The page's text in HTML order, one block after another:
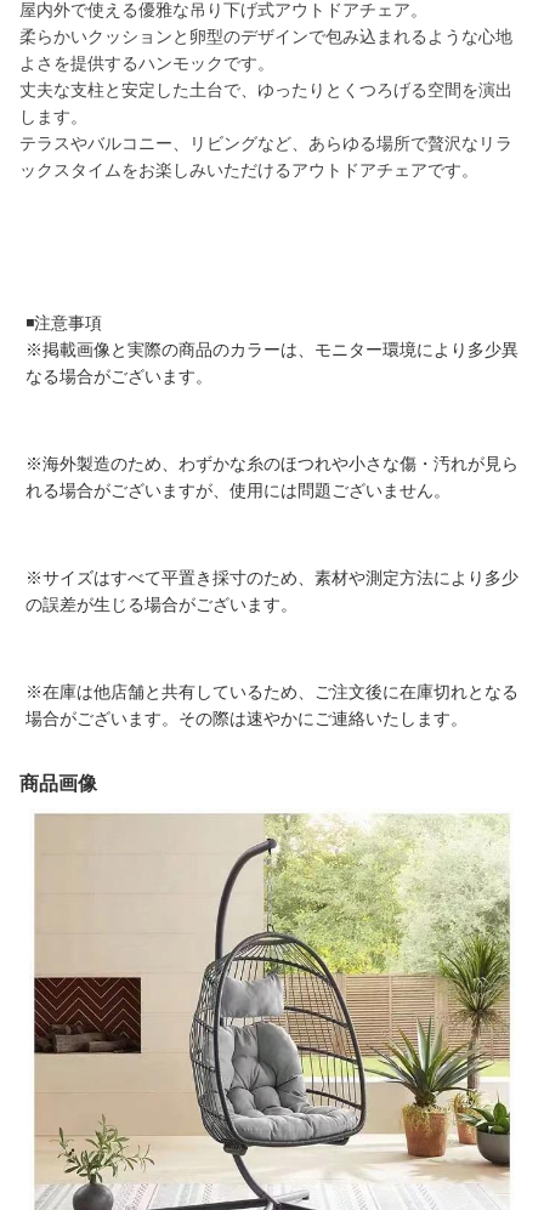
屋内外で使える優雅な吊り下げ式アウトドアチェア。
柔らかいクッションと卵型のデザインで包み込まれるような心地
よさを提供するハンモックです。
丈夫な支柱と安定した土台で、ゆったりとくつろげる空間を演出
します。
テラスやバルコニー、リビングなど、あらゆる場所で贅沢なリラ
ックスタイムをお楽しみいただけるアウトドアチェアです。
◾️注意事項
※掲載画像と実際の商品のカラーは、モニター環境により多少異
なる場合がございます。
※海外製造のため、わずかな糸のほつれや小さな傷・汚れが見ら
れる場合がございますが、使用には問題ございません。
※サイズはすべて平置き採寸のため、素材や測定方法により多少
の誤差が生じる場合がございます。
※在庫は他店舗と共有しているため、ご注文後に在庫切れとなる
場合がございます。その際は速やかにご連絡いたします。
商品画像